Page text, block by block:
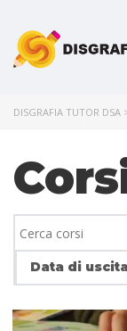
DISGRAFIA TUTOR DSA
Data di